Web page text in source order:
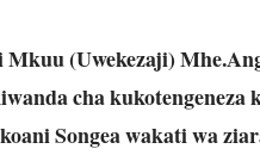
(Uwekezaji)
cha kukotengeneza
Songea wakati wa